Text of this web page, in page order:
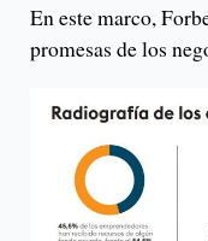
En este marco,
promesas de los